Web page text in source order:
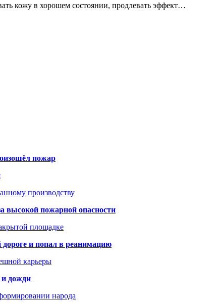
кожу в хорошем состоянии, продлевать эффект…
пожар
производству
высокой пожарной опасности
площадке
и попал в реанимацию
карьеры
и дожди
народа